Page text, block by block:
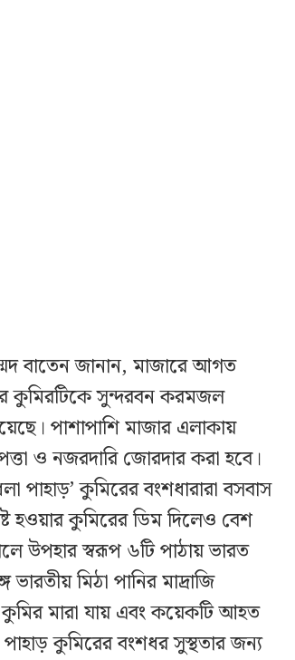
বাতেন জানান, মাজারে আগত
কুমিরটিকে সুন্দরবন করমজল
পাশাপাশি মাজার এলাকায়
ও নজরদারি জোরদার করা হবে।
পাহাড়’ কুমিরের বংশধারারা বসবাস
হওয়ার কুমিরের ডিম দিলেও বেশ
উপহার স্বরূপ ৬টি পাঠায় ভারত
মিঠা পানির মাদ্রাজি
কুমির মারা যায় এবং কয়েকটি আহত
কুমিরের বংশধর সুস্থতার জন্য